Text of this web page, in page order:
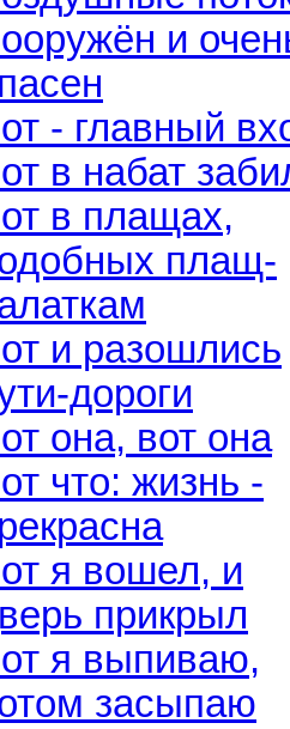
и
- главный
в набат
в плащах,
плащ-
и разошлись
дороги
она, вот она
что: жизнь -
я вошел, и
прикрыл
я выпиваю,
засыпаю